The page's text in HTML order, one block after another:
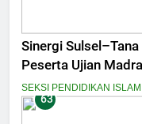
Sinergi
Peserta Ujian
Berkualitas
SEKSI PENDIDIKAN ISLAM
63